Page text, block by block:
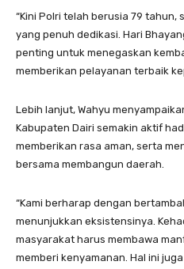
“Kini Polri telah berusia 79
yang penuh dedikasi. Hari
penting untuk menegaskan
memberikan pelayanan terbaik
Lebih lanjut, Wahyu
Kabupaten Dairi semakin aktif
memberikan rasa aman, serta
bersama membangun daerah.
“Kami berharap dengan
menunjukkan eksistensinya.
masyarakat harus membawa
memberi kenyamanan. Hal ini